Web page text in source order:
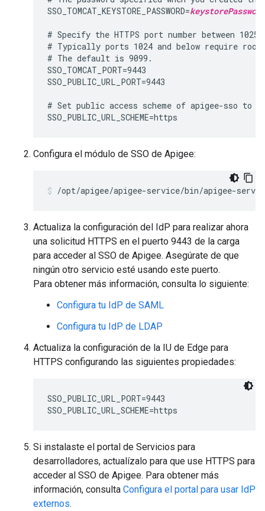
SSO_TOMCAT_KEYSTORE_PASSWORD=keystorePassword
# Specify the HTTPS port number between 1025
# Typically ports 1024 and below require root
# The default is 9099.
SSO_TOMCAT_PORT=9443
SSO_PUBLIC_URL_PORT=9443
# Set public access scheme of apigee-sso to
SSO_PUBLIC_URL_SCHEME=https
Configura el módulo de SSO de Apigee:
/opt/apigee/apigee-service/bin/apigee-
Actualiza la configuración del IdP para realizar ahora
una solicitud HTTPS en el puerto 9443 de la carga
para acceder al SSO de Apigee. Asegúrate de que
ningún otro servicio esté usando este puerto.
Para obtener más información, consulta lo siguiente:
Configura tu IdP de SAML
Configura tu IdP de LDAP
Actualiza la configuración de la IU de Edge para
HTTPS configurando las siguientes propiedades:
SSO_PUBLIC_URL_PORT=9443
SSO_PUBLIC_URL_SCHEME=https
Si instalaste el portal de Servicios para
desarrolladores, actualízalo para que use HTTPS para
acceder al SSO de Apigee. Para obtener más
información, consulta Configura el portal para usar IdP
externos.